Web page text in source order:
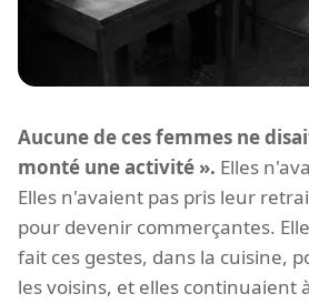
Aucune de ces femmes ne
monté une activité ». Elles
Elles n'avaient pas pris leur
pour devenir commerçantes.
fait ces gestes, dans la cuisine,
les voisins, et elles continuaient